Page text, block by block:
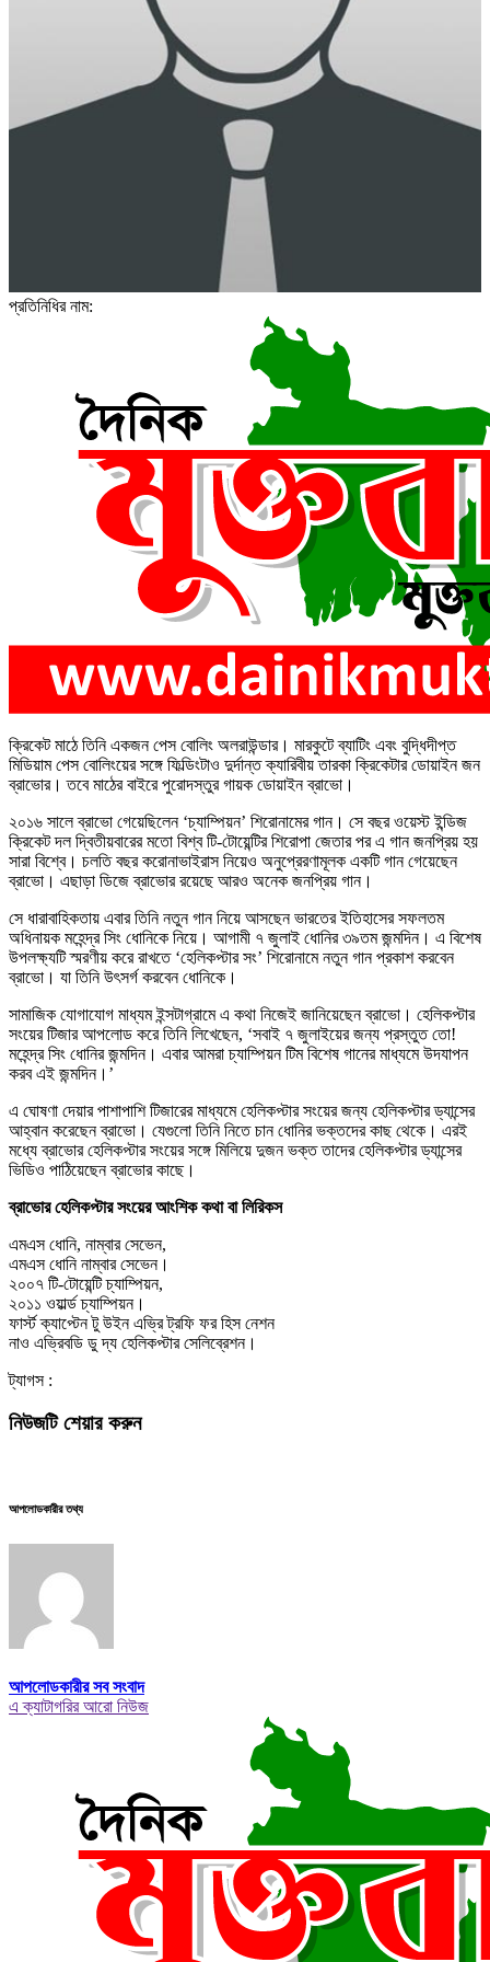
প্রতিনিধির নাম:
ক্রিকেট মাঠে তিনি একজন পেস বোলিং অলরাউন্ডার। মারকুটে ব্যাটিং এবং বুদ্ধিদীপ্ত
মিডিয়াম পেস বোলিংয়ের সঙ্গে ফিল্ডিংটাও দুর্দান্ত ক্যারিবীয় তারকা ক্রিকেটার ডোয়াইন জন
ব্রাভোর। তবে মাঠের বাইরে পুরোদস্তুর গায়ক ডোয়াইন ব্রাভো।
২০১৬ সালে ব্রাভো গেয়েছিলেন ‘চ্যাম্পিয়ন’ শিরোনামের গান। সে বছর ওয়েস্ট ইন্ডিজ
ক্রিকেট দল দ্বিতীয়বারের মতো বিশ্ব টি-টোয়েন্টির শিরোপা জেতার পর এ গান জনপ্রিয় হয়
সারা বিশ্বে। চলতি বছর করোনাভাইরাস নিয়েও অনুপ্রেরণামূলক একটি গান গেয়েছেন
ব্রাভো। এছাড়া ডিজে ব্রাভোর রয়েছে আরও অনেক জনপ্রিয় গান।
সে ধারাবাহিকতায় এবার তিনি নতুন গান নিয়ে আসছেন ভারতের ইতিহাসের সফলতম
অধিনায়ক মহেন্দ্র সিং ধোনিকে নিয়ে। আগামী ৭ জুলাই ধোনির ৩৯তম জন্মদিন। এ বিশেষ
উপলক্ষ্যটি স্মরণীয় করে রাখতে ‘হেলিকপ্টার সং’ শিরোনামে নতুন গান প্রকাশ করবেন
ব্রাভো। যা তিনি উৎসর্গ করবেন ধোনিকে।
সামাজিক যোগাযোগ মাধ্যম ইন্সটাগ্রামে এ কথা নিজেই জানিয়েছেন ব্রাভো। হেলিকপ্টার
সংয়ের টিজার আপলোড করে তিনি লিখেছেন, ‘সবাই ৭ জুলাইয়ের জন্য প্রস্তুত তো!
মহেন্দ্র সিং ধোনির জন্মদিন। এবার আমরা চ্যাম্পিয়ন টিম বিশেষ গানের মাধ্যমে উদযাপন
করব এই জন্মদিন।’
এ ঘোষণা দেয়ার পাশাপাশি টিজারের মাধ্যমে হেলিকপ্টার সংয়ের জন্য হেলিকপ্টার ড্যান্সের
আহ্বান করেছেন ব্রাভো। যেগুলো তিনি নিতে চান ধোনির ভক্তদের কাছ থেকে। এরই
মধ্যে ব্রাভোর হেলিকপ্টার সংয়ের সঙ্গে মিলিয়ে দুজন ভক্ত তাদের হেলিকপ্টার ড্যান্সের
ভিডিও পাঠিয়েছেন ব্রাভোর কাছে।
ব্রাভোর হেলিকপ্টার সংয়ের আংশিক কথা বা লিরিকস
এমএস ধোনি, নাম্বার সেভেন,
এমএস ধোনি নাম্বার সেভেন।
২০০৭ টি-টোয়েন্টি চ্যাম্পিয়ন,
২০১১ ওয়ার্ল্ড চ্যাম্পিয়ন।
ফার্স্ট ক্যাপ্টেন টু উইন এভ্রি ট্রফি ফর হিস নেশন
নাও এভ্রিবডি ডু দ্য হেলিকপ্টার সেলিব্রেশন।
ট্যাগস :
নিউজটি শেয়ার করুন
আপলোডকারীর তথ্য
আপলোডকারীর সব সংবাদ
এ ক্যাটাগরির আরো নিউজ